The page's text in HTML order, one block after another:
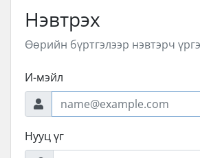
Нэвтрэх
Өөрийн бүртгэлээр нэвтэрч
И-мэйл
Нууц үг